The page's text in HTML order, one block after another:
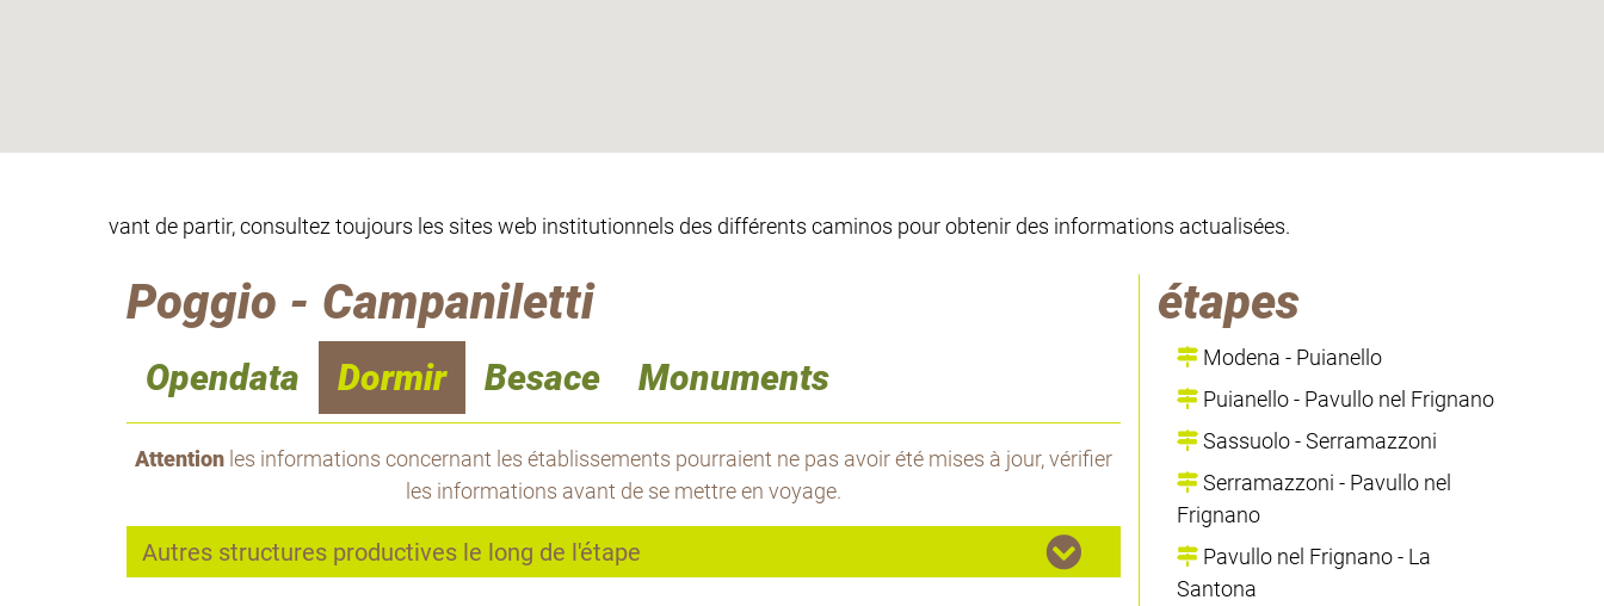
vant de partir, consultez toujours les sites web institutionnels des différents caminos pour obtenir des informations actualisées.
Poggio - Campaniletti
Opendata Dormir Besace Monuments
Attention les informations concernant les établissements pourraient ne pas avoir été mises à jour, vérifier
les informations avant de se mettre en voyage.
Autres structures productives le long de l'étape
étapes
Modena - Puianello
Puianello - Pavullo nel Frignano
Sassuolo - Serramazzoni
Serramazzoni - Pavullo nel
Frignano
Pavullo nel Frignano - La
Santona